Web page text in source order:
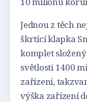
Jednou z těch
škrtící klapka
komplet
světlosti 1400
zařízení,
výška zařízení